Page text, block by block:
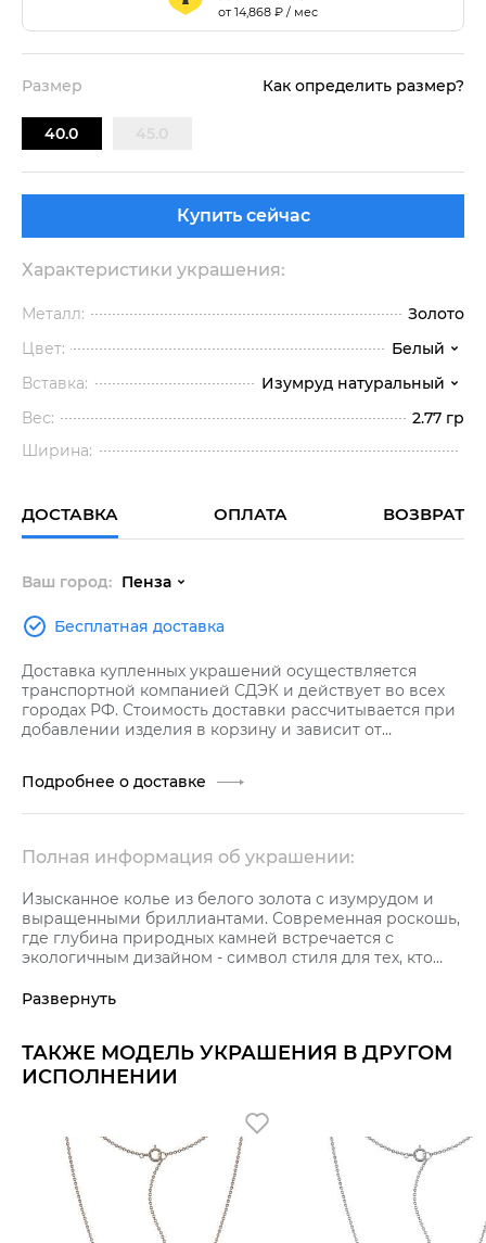
от14,868 ₽ / мес
Размер Как определить размер?
40.0
Купить сейчас
Характеристики украшения:
Металл:
Золото
Цвет:
Белый
Вставка:
Изумруд натуральный
Вес:
2.77 гр
Ширина:
ДОСТАВКА ОПЛАТА ВОЗВРАТ
Ваш город: Пенза
Бесплатная доставка
Доставка купленных украшений осуществляется
транспортной компанией СДЭК и действует во всех
городах РФ. Стоимость доставки рассчитывается при
добавлении изделия в корзину и зависит от
Подробнее о доставке
Полная информация об украшении:
Изысканное колье из белого золота с изумрудом и
выращенными бриллиантами. Современная роскошь,
где глубина природных камней встречается с
экологичным дизайном - символ стиля для тех, кто
Развернуть
ТАКЖЕ МОДЕЛЬ УКРАШЕНИЯ В ДРУГОМ
ИСПОЛНЕНИИ